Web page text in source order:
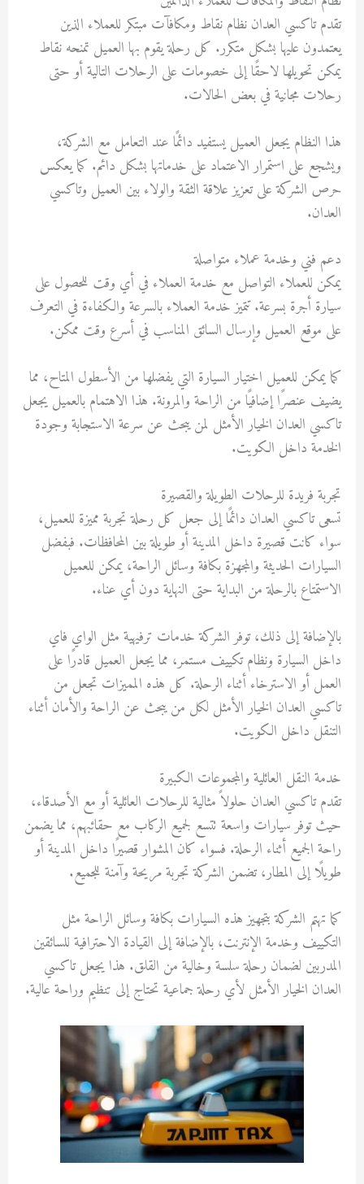
تقدم تاكسي العدان نظام نقاط ومكافآت مبتكر للعملاء الذين
يعتمدون عليها بشكل متكرر. كل رحلة يقوم بها العميل تمنحه نقاط
يمكن تحويلها لاحقًا إلى خصومات على الرحلات التالية أو حتى
رحلات مجانية في بعض الحالات.
هذا النظام يجعل العميل يستفيد دائمًا عند التعامل مع الشركة،
ويشجع على استمرار الاعتماد على خدماتها بشكل دائم. كما يعكس
حرص الشركة على تعزيز علاقة الثقة والولاء بين العميل وتاكسي
العدان.
دعم فني وخدمة عملاء متواصلة
يمكن للعملاء التواصل مع خدمة العملاء في أي وقت للحصول على
سيارة أجرة بسرعة. تتميز خدمة العملاء بالسرعة والكفاءة في التعرف
على موقع العميل وإرسال السائق المناسب في أسرع وقت ممكن.
كما يمكن للعميل اختيار السيارة التي يفضلها من الأسطول المتاح، مما
يضيف عنصرًا إضافيًا من الراحة والمرونة. هذا الاهتمام بالعميل يجعل
تاكسي العدان الخيار الأمثل لمن يبحث عن سرعة الاستجابة وجودة
الخدمة داخل الكويت.
تجربة فريدة للرحلات الطويلة والقصيرة
تسعى تاكسي العدان دائمًا إلى جعل كل رحلة تجربة مميزة للعميل،
سواء كانت قصيرة داخل المدينة أو طويلة بين المحافظات. فبفضل
السيارات الحديثة والمجهزة بكافة وسائل الراحة، يمكن للعميل
الاستمتاع بالرحلة من البداية حتى النهاية دون أي عناء.
بالإضافة إلى ذلك، توفر الشركة خدمات ترفيهية مثل الواي فاي
داخل السيارة ونظام تكييف مستمر، مما يجعل العميل قادرًا على
العمل أو الاسترخاء أثناء الرحلة. كل هذه المميزات تجعل من
تاكسي العدان الخيار الأمثل لكل من يبحث عن الراحة والأمان أثناء
التنقل داخل الكويت.
خدمة النقل العائلية والمجموعات الكبيرة
تقدم تاكسي العدان حلولاً مثالية للرحلات العائلية أو مع الأصدقاء،
حيث توفر سيارات واسعة تتسع لجميع الركاب مع حقائبهم، مما يضمن
راحة الجميع أثناء الرحلة. فسواء كان المشوار قصيرًا داخل المدينة أو
طويلًا إلى المطار، تضمن الشركة تجربة مريحة وآمنة للجميع.
كما تهتم الشركة بتجهيز هذه السيارات بكافة وسائل الراحة مثل
التكييف وخدمة الإنترنت، بالإضافة إلى القيادة الاحترافية للسائقين
المدربين لضمان رحلة سلسة وخالية من القلق. هذا يجعل تاكسي
العدان الخيار الأمثل لأي رحلة جماعية تحتاج إلى تنظيم وراحة عالية.